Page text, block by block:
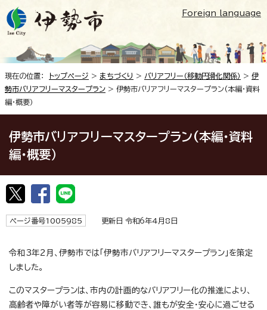
Foreign language
現在の位置： トップページ > まちづくり > バリアフリー（移動円滑化関係） > 伊
勢市バリアフリーマスタープラン > 伊勢市バリアフリーマスタープラン(本編・資料
編・概要）
伊勢市バリアフリーマスタープラン(本編・資料
編・概要）
ページ番号1005985 更新日 令和6年4月8日
令和3年2月、伊勢市では「伊勢市バリアフリーマスタープラン」を策定
しました。
このマスタープランは、市内の計画的なバリアフリー化の推進により、
高齢者や障がい者等が容易に移動でき、誰もが安全・安心に過ごせる